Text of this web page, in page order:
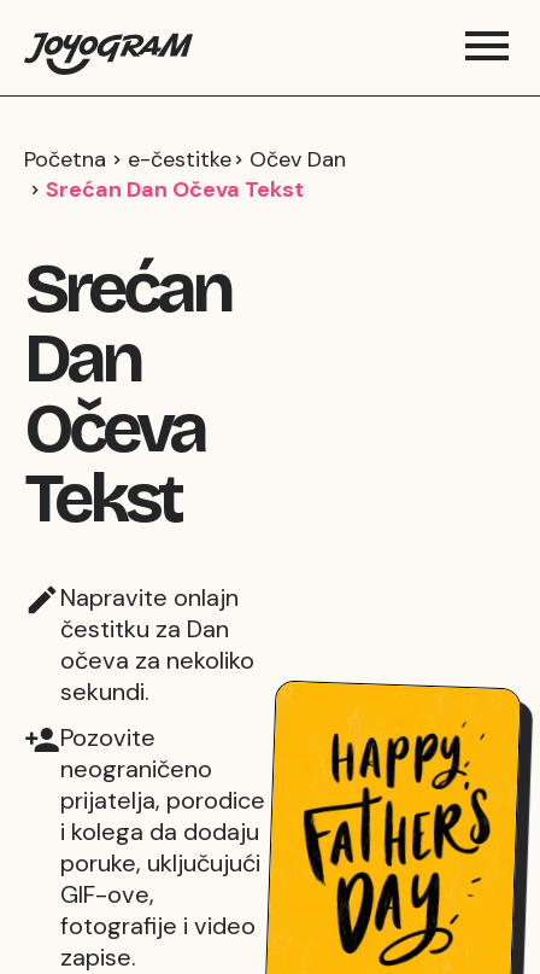
Početna e-čestitke
Očev Dan
Srećan Dan Očeva Tekst
Srećan
Dan
Očeva
Tekst
Napravite onlajn
čestitku za Dan
očeva za nekoliko
sekundi.
Pozovite
neograničeno
prijatelja, porodice
i kolega da dodaju
poruke, uključujući
GIF-ove,
fotografije i video
zapise.